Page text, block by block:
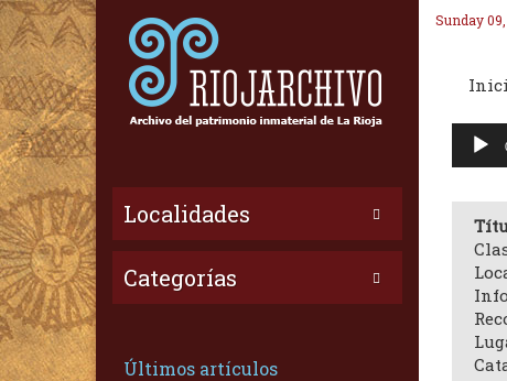
Localidades
Categorías
Últimos artículos
Sunday